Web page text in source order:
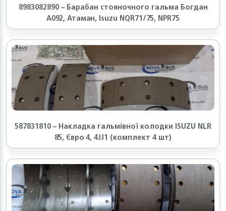
8983082890 – Барабан стояночного гальма Богдан
А092, Атаман, Isuzu NQR71/75, NPR75
587831810 – Накладка гальмівної колодки ISUZU NLR
85, Євро 4, 4JJ1 (комплект 4 шт)